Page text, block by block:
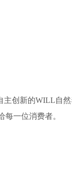
创新的WILL自
一位消费者。